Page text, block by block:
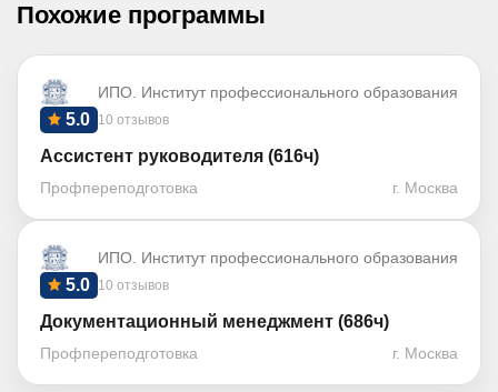
Похожие программы
ИПО. Институт профессионального образования
10 отзывов
5.0
Ассистент руководителя (616ч)
Профпереподготовка г. Москва
ИПО. Институт профессионального образования
10 отзывов
5.0
Документационный менеджмент (686ч)
Профпереподготовка г. Москва